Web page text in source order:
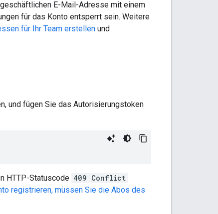
geschäftlichen E-Mail-Adresse mit einem
für das Konto entsperrt sein. Weitere
für Ihr Team erstellen und
und fügen Sie das Autorisierungstoken
HTTP-Statuscode 409 Conflict
registrieren, müssen Sie die Abos des